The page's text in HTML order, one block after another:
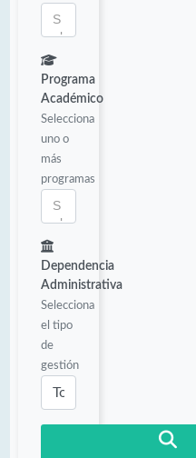
Programa
Académico
Selecciona
uno o
más
programas
Dependencia
Administrativa
Selecciona
el tipo
de
gestión